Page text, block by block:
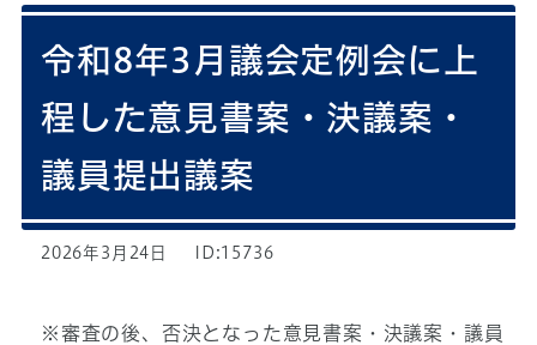
令和8年3月議会定例会に上
程した意見書案・決議案・
議員提出議案
2026年3月24日 ID:15736
※審査の後、否決となった意見書案・決議案・議員